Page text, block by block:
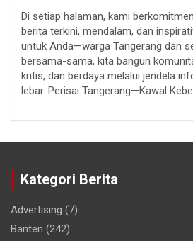
Di setiap halaman, kami
berita terkini, mendalam, dan
untuk Anda—warga Tangerang dan
bersama-sama, kita bangun
kritis, dan berdaya melalui jendela
lebar. Perisai Tangerang—Kawal
Kategori Berita
Advertising (7)
Banten (242)